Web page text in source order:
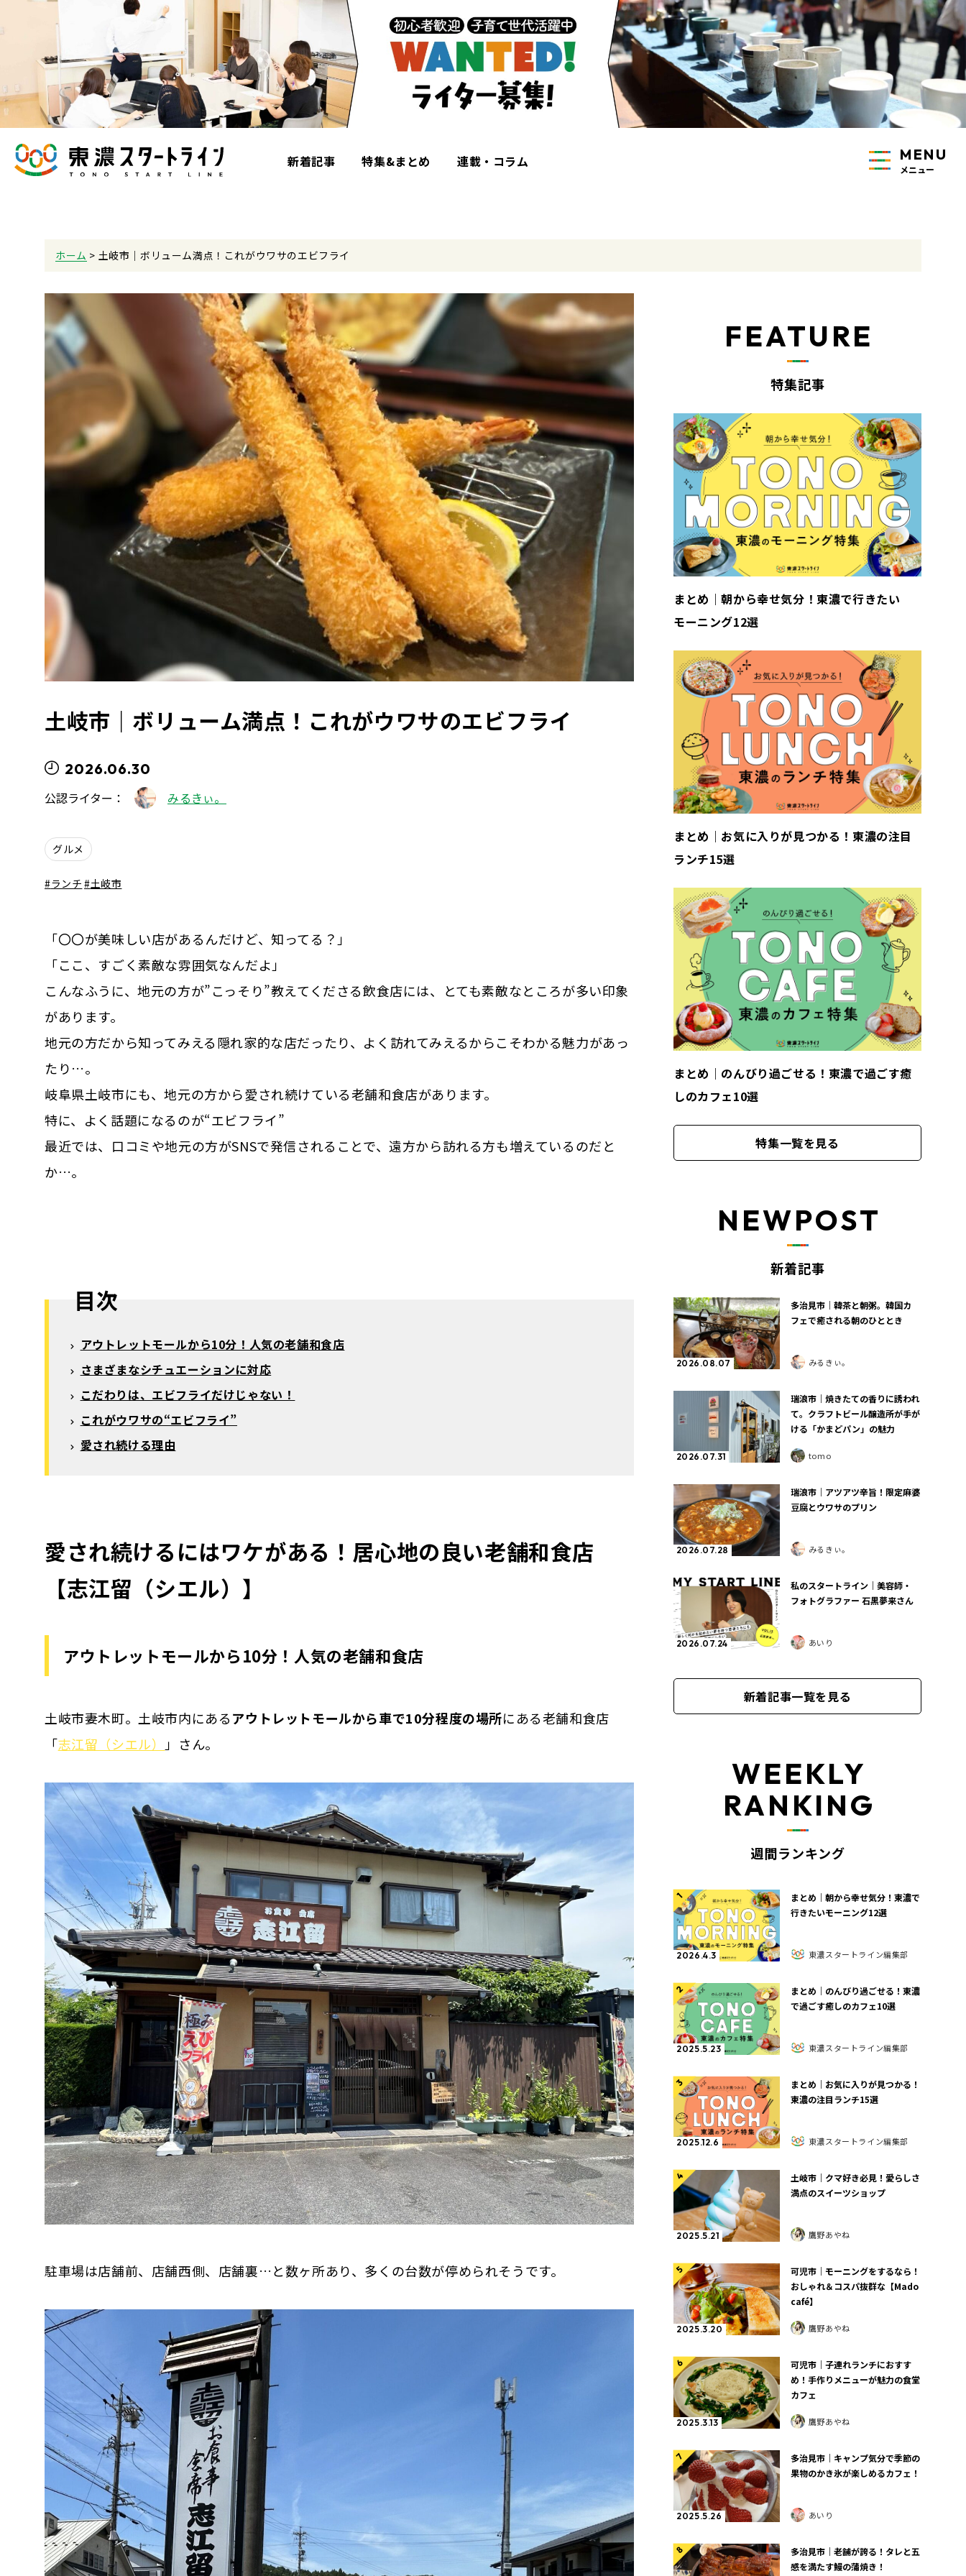
新着記事 特集&まとめ 連載・コラム MENU
メニュー
ホーム > 土岐市｜ボリューム満点！これがウワサのエビフライ
土岐市｜ボリューム満点！これがウワサのエビフライ
2026.06.30
公認ライター： みるきぃ。
グルメ
ランチ 土岐市
「〇〇が美味しい店があるんだけど、知ってる？」
「ここ、すごく素敵な雰囲気なんだよ」
こんなふうに、地元の方が”こっそり”教えてくださる飲食店には、とても素敵なところが多い印象
があります。
地元の方だから知ってみえる隠れ家的な店だったり、よく訪れてみえるからこそわかる魅力があっ
たり…。
岐阜県土岐市にも、地元の方から愛され続けている老舗和食店があります。
特に、よく話題になるのが“エビフライ”
最近では、口コミや地元の方がSNSで発信されることで、遠方から訪れる方も増えているのだと
か…。
目次
アウトレットモールから10分！人気の老舗和食店
さまざまなシチュエーションに対応
こだわりは、エビフライだけじゃない！
これがウワサの“エビフライ”
愛され続ける理由
愛され続けるにはワケがある！居心地の良い老舗和食店
【志江留（シエル）】
アウトレットモールから10分！人気の老舗和食店
土岐市妻木町。土岐市内にあるアウトレットモールから車で10分程度の場所にある老舗和食店
「志江留（シエル） 」さん。
駐車場は店舗前、店舗西側、店舗裏…と数ヶ所あり、多くの台数が停められそうです。
FEATURE
特集記事
まとめ｜朝から幸せ気分！東濃で行きたい
モーニング12選
まとめ｜お気に入りが見つかる！東濃の注目
ランチ15選
まとめ｜のんびり過ごせる！東濃で過ごす癒
しのカフェ10選
特集一覧を見る
NEWPOST
新着記事
2026.08.07
多治見市｜韓茶と朝粥。韓国カ
フェで癒される朝のひととき
みるきぃ。
2026.07.31
瑞浪市｜焼きたての香りに誘われ
て。クラフトビール醸造所が手が
ける「かまどパン」の魅力
tomo
2026.07.28
瑞浪市｜アツアツ辛旨！限定麻婆
豆腐とウワサのプリン
みるきぃ。
2026.07.24
私のスタートライン｜美容師・
フォトグラファー 石黒夢来さん
あいり
新着記事一覧を見る
WEEKLY
RANKING
週間ランキング
1
2026.4.3
まとめ｜朝から幸せ気分！東濃で
行きたいモーニング12選
東濃スタートライン編集部
2
2025.5.23
まとめ｜のんびり過ごせる！東濃
で過ごす癒しのカフェ10選
東濃スタートライン編集部
3
2025.12.6
まとめ｜お気に入りが見つかる！
東濃の注目ランチ15選
東濃スタートライン編集部
4
2025.5.21
土岐市｜クマ好き必見！愛らしさ
満点のスイーツショップ
鷹野あやね
5
2025.3.20
可児市｜モーニングをするなら！
おしゃれ＆コスパ抜群な【Mado
café】
鷹野あやね
6
2025.3.13
可児市｜子連れランチにおすす
め！手作りメニューが魅力の食堂
カフェ
鷹野あやね
7
2025.5.26
多治見市｜キャンプ気分で季節の
果物のかき氷が楽しめるカフェ！
あいり
8
多治見市｜老舗が誇る！タレと五
感を満たす鰻の蒲焼き！